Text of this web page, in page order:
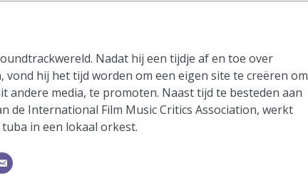
Nadat hij een tijdje af en toe over
vond hij het tijd worden om een eigen site te creëren om
andere media, te promoten. Naast tijd te besteden aan
de International Film Music Critics Association, werkt
in een lokaal orkest.